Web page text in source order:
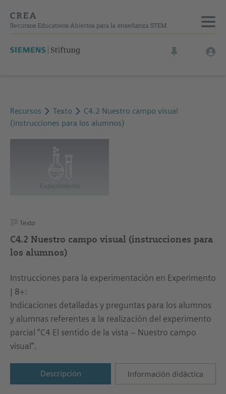
Recursos Texto
C4.2 Nuestro campo visual
(instrucciones para los alumnos)
Texto
C4.2 Nuestro campo visual (instrucciones para
los alumnos)
Instrucciones para la experimentación en Experimento
| 8+:
Indicaciones detalladas y preguntas para los alumnos
y alumnas referentes a la realización del experimento
parcial “C4 El sentido de la vista – Nuestro campo
visual”.
Descripción Información didáctica